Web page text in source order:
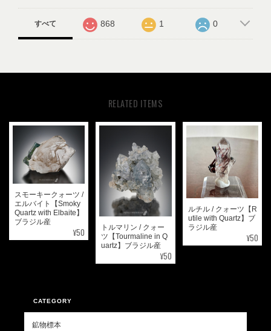
すべて 868 1 0
RELATED ITEMS
スモーキークォーツ /
エルバイト【Smoky
Quartz with Elbaite】
ブラジル産
¥50
トルマリン / クォー
ツ【Tourmaline in Q
uartz】ブラジル産
¥50
ルチル / クォーツ【R
utile with Quartz】ブ
ラジル産
¥50
CATEGORY
鉱物標本